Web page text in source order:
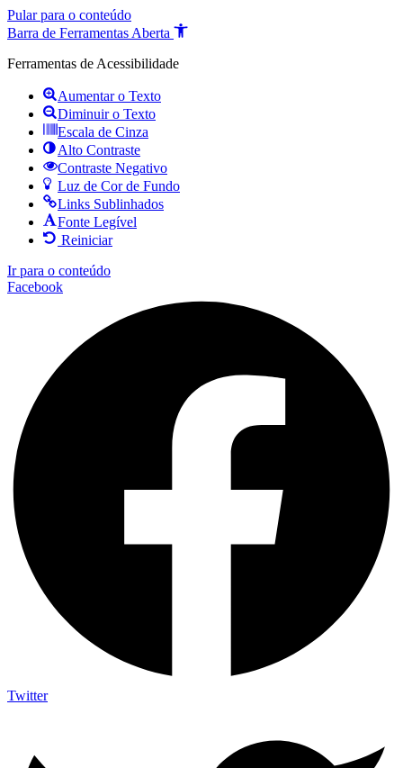
Pular para o conteúdo
Barra de Ferramentas Aberta
Ferramentas de Acessibilidade
Aumentar o Texto
Diminuir o Texto
Escala de Cinza
Alto Contraste
Contraste Negativo
Luz de Cor de Fundo
Links Sublinhados
Fonte Legível
Reiniciar
Ir para o conteúdo
Facebook
Twitter